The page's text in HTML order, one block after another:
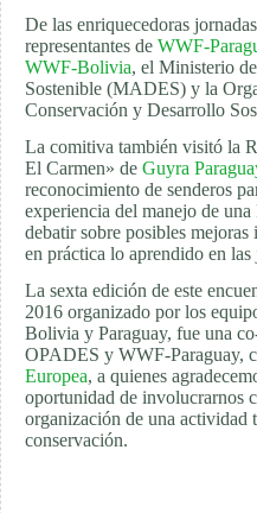
De las enriquecedoras
representantes de WWF-
WWF-Bolivia, el Ministerio
Sostenible (MADES) y la
Conservación y Desarrollo
La comitiva también visitó la
El Carmen» de Guyra
reconocimiento de senderos
experiencia del manejo de
debatir sobre posibles
en práctica lo aprendido en las
La sexta edición de este
2016 organizado por los
Bolivia y Paraguay, fue una
OPADES y WWF-Paraguay,
Europea, a quienes
oportunidad de involucrarnos
organización de una actividad
conservación.